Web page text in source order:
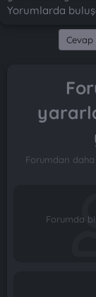
Yorumlarda
Forumdan
Forumda